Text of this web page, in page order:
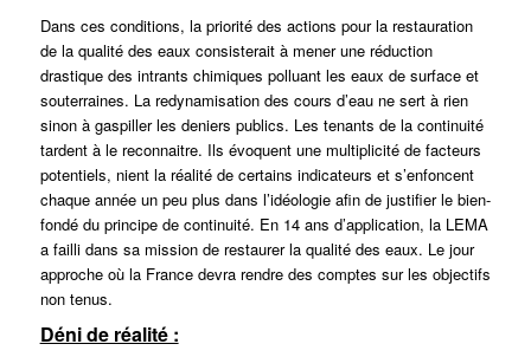
Dans ces conditions, la priorité des actions pour la restauration
de la qualité des eaux consisterait à mener une réduction
drastique des intrants chimiques polluant les eaux de surface et
souterraines. La redynamisation des cours d’eau ne sert à rien
sinon à gaspiller les deniers publics. Les tenants de la continuité
tardent à le reconnaitre. Ils évoquent une multiplicité de facteurs
potentiels, nient la réalité de certains indicateurs et s’enfoncent
chaque année un peu plus dans l’idéologie afin de justifier le bien-
fondé du principe de continuité. En 14 ans d’application, la LEMA
a failli dans sa mission de restaurer la qualité des eaux. Le jour
approche où la France devra rendre des comptes sur les objectifs
non tenus.
Déni de réalité :